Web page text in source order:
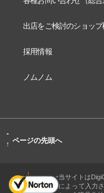
出店をご検討のショップ
採用情報
ノムノム
-
↑ ページの先頭へ
当サイトは
によって入力